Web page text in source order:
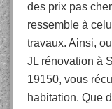
des prix pas
ressemble à
travaux. Ainsi,
JL rénovation à
19150, vous
habitation. Que